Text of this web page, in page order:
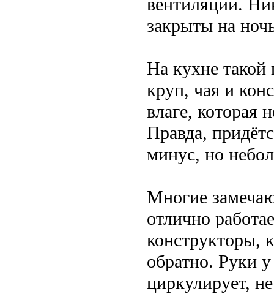
закрыты на
На кухне
круп, чая и
влаге, которая
Правда,
минус, но
Многие
отлично
конструкторы,
обратно. Руки
циркулирует,